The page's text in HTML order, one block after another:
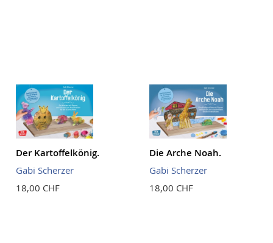
Der Kartoffelkönig.
Gabi Scherzer
18,00 CHF
Die Arche Noah.
Gabi Scherzer
18,00 CHF